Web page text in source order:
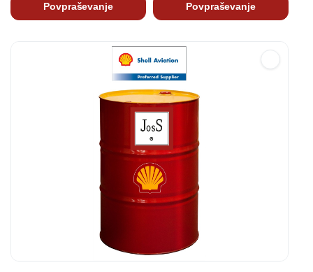
Povpraševanje Povpraševanje